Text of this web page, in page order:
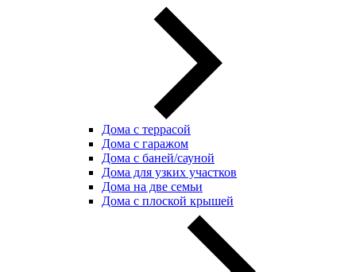
Дома с террасой
Дома с гаражом
Дома с баней/сауной
Дома для узких участков
Дома на две семьи
Дома с плоской крышей